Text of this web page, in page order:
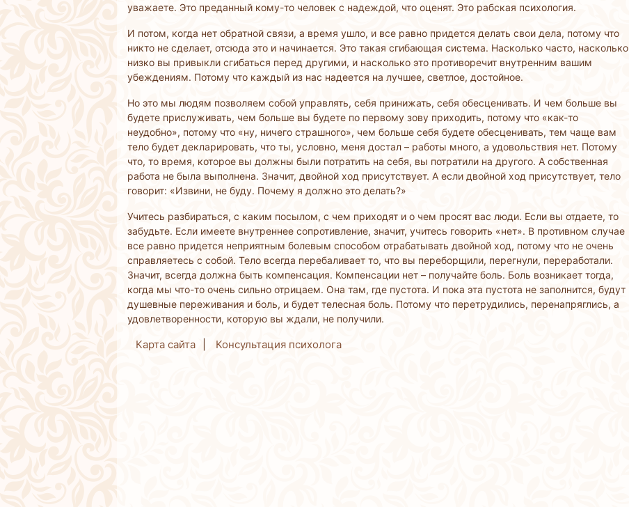
уважаете. Это преданный кому-то человек с надеждой, что оценят. Это рабская психология.
И потом, когда нет обратной связи, а время ушло, и все равно придется делать свои дела, потому что
никто не сделает, отсюда это и начинается. Это такая сгибающая система. Насколько часто, насколько
низко вы привыкли сгибаться перед другими, и насколько это противоречит внутренним вашим
убеждениям. Потому что каждый из нас надеется на лучшее, светлое, достойное.
Но это мы людям позволяем собой управлять, себя принижать, себя обесценивать. И чем больше вы
будете прислуживать, чем больше вы будете по первому зову приходить, потому что «как-то
неудобно», потому что «ну, ничего страшного», чем больше себя будете обесценивать, тем чаще вам
тело будет декларировать, что ты, условно, меня достал – работы много, а удовольствия нет. Потому
что, то время, которое вы должны были потратить на себя, вы потратили на другого. А собственная
работа не была выполнена. Значит, двойной ход присутствует. А если двойной ход присутствует, тело
говорит: «Извини, не буду. Почему я должно это делать?»
Учитесь разбираться, с каким посылом, с чем приходят и о чем просят вас люди. Если вы отдаете, то
забудьте. Если имеете внутреннее сопротивление, значит, учитесь говорить «нет». В противном случае
все равно придется неприятным болевым способом отрабатывать двойной ход, потому что не очень
справляетесь с собой. Тело всегда перебаливает то, что вы переборщили, перегнули, переработали.
Значит, всегда должна быть компенсация. Компенсации нет – получайте боль. Боль возникает тогда,
когда мы что-то очень сильно отрицаем. Она там, где пустота. И пока эта пустота не заполнится, будут
душевные переживания и боль, и будет телесная боль. Потому что перетрудились, перенапряглись, а
удовлетворенности, которую вы ждали, не получили.
Карта сайта Консультация психолога